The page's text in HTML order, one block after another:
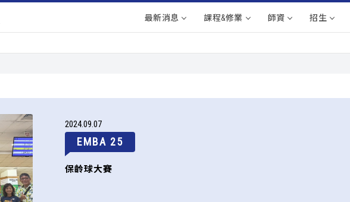
最新消息 課程&修業 師資 招生
202409 07
EMBA 25
保齡球大賽